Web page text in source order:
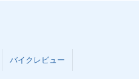
バイクレビュー